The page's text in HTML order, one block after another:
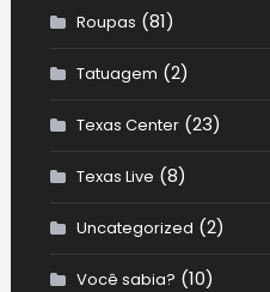
Roupas (81)
Tatuagem (2)
Texas Center(23)
Texas Live (8)
Uncategorized (2)
Você sabia? (10)